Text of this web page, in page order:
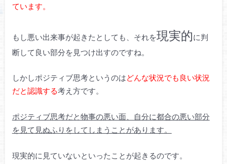
ています。
もし悪い出来事が起きたとしても、それを現実的に判
断して良い部分を見つけ出すのですね。
しかしポジティブ思考というのはどんな状況でも良い状況
だと認識する考え方です。
ポジティブ思考だと物事の悪い面、自分に都合の悪い部分
を見て見ぬふりをしてしまうことがあります。
現実的に見ていないといったことが起きるのです。